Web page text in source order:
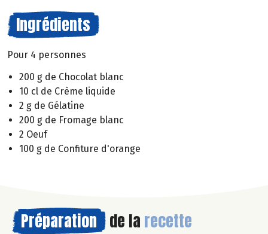
Ingrédients
Pour 4 personnes
200 g de Chocolat blanc
10 cl de Crème liquide
2 g de Gélatine
200 g de Fromage blanc
2 Oeuf
100 g de Confiture d'orange
Préparation de la recette